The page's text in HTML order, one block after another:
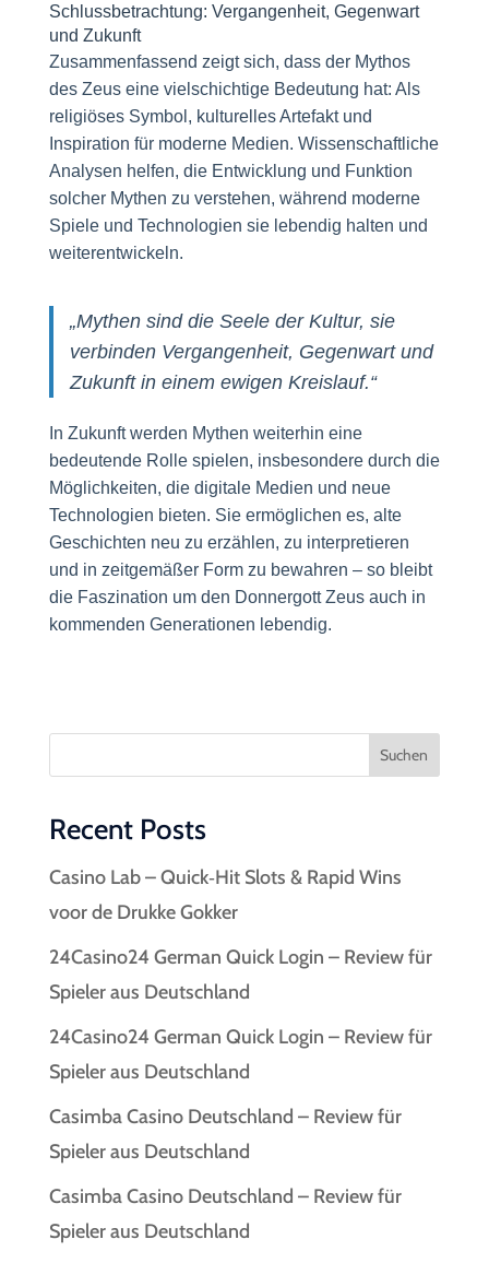
Schlussbetrachtung: Vergangenheit, Gegenwart
und Zukunft
Zusammenfassend zeigt sich, dass der Mythos
des Zeus eine vielschichtige Bedeutung hat: Als
religiöses Symbol, kulturelles Artefakt und
Inspiration für moderne Medien. Wissenschaftliche
Analysen helfen, die Entwicklung und Funktion
solcher Mythen zu verstehen, während moderne
Spiele und Technologien sie lebendig halten und
weiterentwickeln.
„Mythen sind die Seele der Kultur, sie
verbinden Vergangenheit, Gegenwart und
Zukunft in einem ewigen Kreislauf.“
In Zukunft werden Mythen weiterhin eine
bedeutende Rolle spielen, insbesondere durch die
Möglichkeiten, die digitale Medien und neue
Technologien bieten. Sie ermöglichen es, alte
Geschichten neu zu erzählen, zu interpretieren
und in zeitgemäßer Form zu bewahren – so bleibt
die Faszination um den Donnergott Zeus auch in
kommenden Generationen lebendig.
Suchen
Recent Posts
Casino Lab – Quick‑Hit Slots & Rapid Wins
voor de Drukke Gokker
24Casino24 German Quick Login – Review für
Spieler aus Deutschland
24Casino24 German Quick Login – Review für
Spieler aus Deutschland
Casimba Casino Deutschland – Review für
Spieler aus Deutschland
Casimba Casino Deutschland – Review für
Spieler aus Deutschland